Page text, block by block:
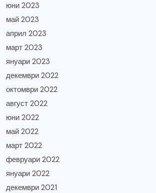
юни 2023
май 2023
април 2023
март 2023
януари 2023
декември 2022
октомври 2022
август 2022
юни 2022
май 2022
март 2022
февруари 2022
януари 2022
декември 2021